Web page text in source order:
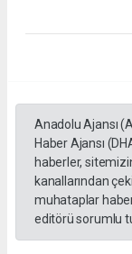
Anadolu Ajansı
Haber Ajansı
haberler,
kanallarından
muhataplar
editörü sorumlu